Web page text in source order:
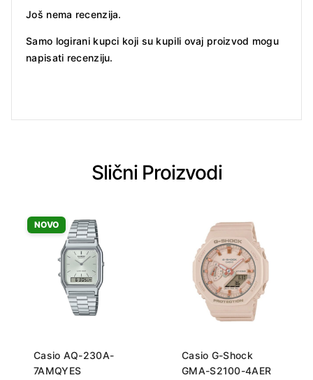
Još nema recenzija.
Samo logirani kupci koji su kupili ovaj proizvod mogu
napisati recenziju.
Slični Proizvodi
NOVO
Casio AQ-230A-
7AMQYES
Casio G-Shock
GMA-S2100-4AER